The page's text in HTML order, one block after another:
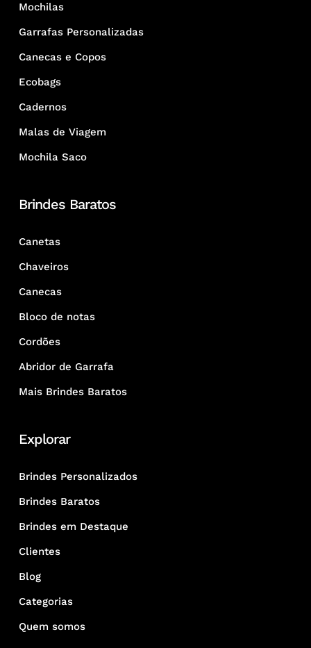
Mochilas
Garrafas Personalizadas
Canecas e Copos
Ecobags
Cadernos
Malas de Viagem
Mochila Saco
Brindes Baratos
Canetas
Chaveiros
Canecas
Bloco de notas
Cordões
Abridor de Garrafa
Mais Brindes Baratos
Explorar
Brindes Personalizados
Brindes Baratos
Brindes em Destaque
Clientes
Blog
Categorias
Quem somos